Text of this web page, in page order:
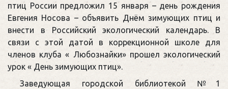
птиц России предложил 15 января – день рождения
Евгения Носова – объявить Днём зимующих птиц и
внести в Российский экологический календарь. В
связи с этой датой в коррекционной школе для
членов клуба « Любознайки» прошел экологический
урок « День зимующих птиц».
Заведующая городской библиотекой №1